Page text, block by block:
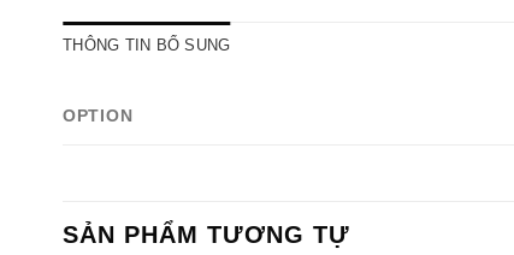
THÔNG TIN BỔ SUNG
OPTION
SẢN PHẨM TƯƠNG TỰ